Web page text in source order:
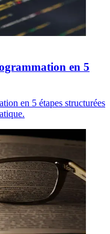
en 5
en 5 étapes structurées